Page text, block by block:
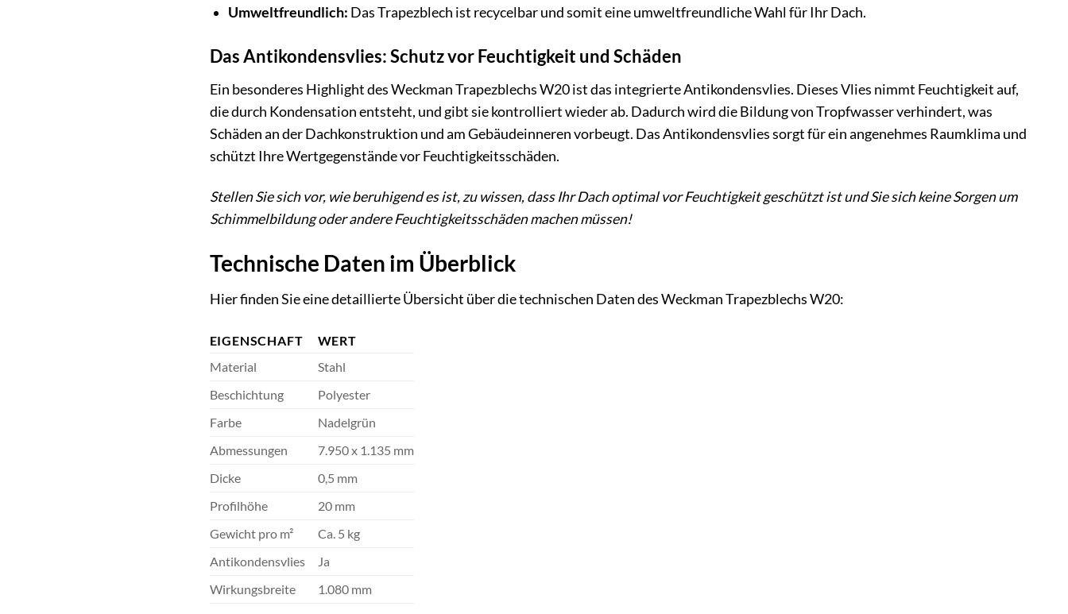
Umweltfreundlich: Das Trapezblech ist recycelbar und somit eine umweltfreundliche Wahl für Ihr Dach.
Das Antikondensvlies: Schutz vor Feuchtigkeit und Schäden
Ein besonderes Highlight des Weckman Trapezblechs W20 ist das integrierte Antikondensvlies. Dieses Vlies nimmt Feuchtigkeit auf,
die durch Kondensation entsteht, und gibt sie kontrolliert wieder ab. Dadurch wird die Bildung von Tropfwasser verhindert, was
Schäden an der Dachkonstruktion und am Gebäudeinneren vorbeugt. Das Antikondensvlies sorgt für ein angenehmes Raumklima und
schützt Ihre Wertgegenstände vor Feuchtigkeitsschäden.
Stellen Sie sich vor, wie beruhigend es ist, zu wissen, dass Ihr Dach optimal vor Feuchtigkeit geschützt ist und Sie sich keine Sorgen um
Schimmelbildung oder andere Feuchtigkeitsschäden machen müssen!
Technische Daten im Überblick
Hier finden Sie eine detaillierte Übersicht über die technischen Daten des Weckman Trapezblechs W20:
EIGENSCHAFT
WERT
Material
Stahl
Beschichtung
Polyester
Farbe
Nadelgrün
Abmessungen
7.950 x 1.135 mm
Dicke
0,5 mm
Profilhöhe
20 mm
Gewicht pro m²
Ca. 5 kg
Antikondensvlies
Ja
Wirkungsbreite
1.080 mm